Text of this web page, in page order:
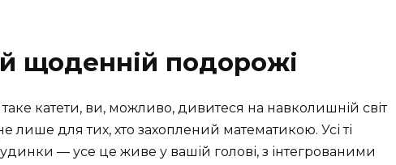
щоденній подорожі
катети, ви, можливо, дивитеся на навколишній світ
лише для тих, хто захоплений математикою. Усі ті
— усе це живе у вашій голові, з інтегрованими